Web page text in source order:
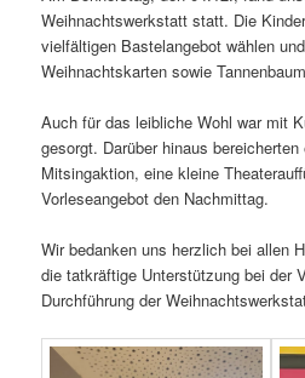
Weihnachtswerkstatt statt. Die
vielfältigen Bastelangebot wählen
Weihnachtskarten sowie
Auch für das leibliche Wohl war mit
gesorgt. Darüber hinaus
Mitsingaktion, eine kleine
Vorleseangebot den Nachmittag.
Wir bedanken uns herzlich bei allen
die tatkräftige Unterstützung bei der
Durchführung der